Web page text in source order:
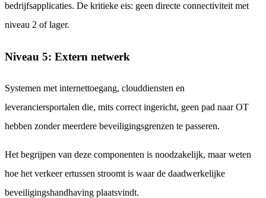
bedrijfsapplicaties. De kritieke eis: geen directe connectiviteit met
niveau 2 of lager.
Niveau 5: Extern netwerk
Systemen met internettoegang, clouddiensten en
leveranciersportalen die, mits correct ingericht, geen pad naar OT
hebben zonder meerdere beveiligingsgrenzen te passeren.
Het begrijpen van deze componenten is noodzakelijk, maar weten
hoe het verkeer ertussen stroomt is waar de daadwerkelijke
beveiligingshandhaving plaatsvindt.